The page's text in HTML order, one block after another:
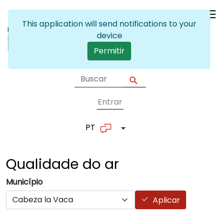
User account
Entrar
PT Lista de ações adicionais
Qualidade do ar
Município
Aplicar
This application will send notifications to your
device
Permitir